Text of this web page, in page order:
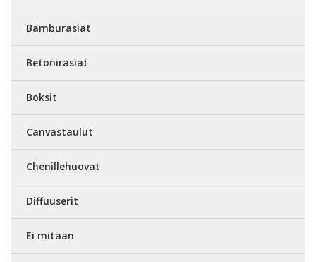
Bamburasiat
Betonirasiat
Boksit
Canvastaulut
Chenillehuovat
Diffuuserit
Ei mitään